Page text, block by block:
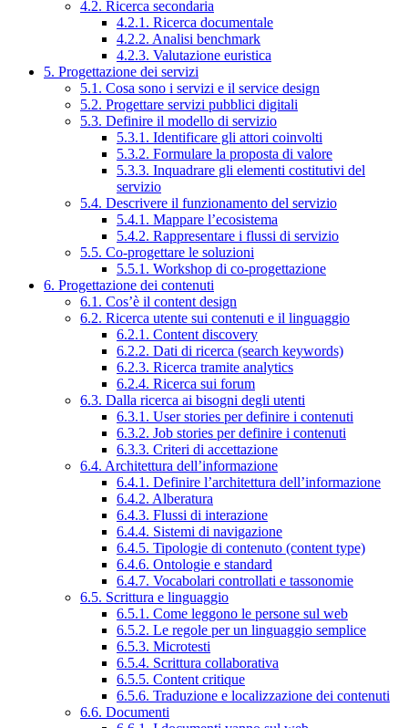
4.2. Ricerca secondaria
4.2.1. Ricerca documentale
4.2.2. Analisi benchmark
4.2.3. Valutazione euristica
5. Progettazione dei servizi
5.1. Cosa sono i servizi e il service design
5.2. Progettare servizi pubblici digitali
5.3. Definire il modello di servizio
5.3.1. Identificare gli attori coinvolti
5.3.2. Formulare la proposta di valore
5.3.3. Inquadrare gli elementi costitutivi del
servizio
5.4. Descrivere il funzionamento del servizio
5.4.1. Mappare l’ecosistema
5.4.2. Rappresentare i flussi di servizio
5.5. Co-progettare le soluzioni
5.5.1. Workshop di co-progettazione
6. Progettazione dei contenuti
6.1. Cos’è il content design
6.2. Ricerca utente sui contenuti e il linguaggio
6.2.1. Content discovery
6.2.2. Dati di ricerca (search keywords)
6.2.3. Ricerca tramite analytics
6.2.4. Ricerca sui forum
6.3. Dalla ricerca ai bisogni degli utenti
6.3.1. User stories per definire i contenuti
6.3.2. Job stories per definire i contenuti
6.3.3. Criteri di accettazione
6.4. Architettura dell’informazione
6.4.1. Definire l’architettura dell’informazione
6.4.2. Alberatura
6.4.3. Flussi di interazione
6.4.4. Sistemi di navigazione
6.4.5. Tipologie di contenuto (content type)
6.4.6. Ontologie e standard
6.4.7. Vocabolari controllati e tassonomie
6.5. Scrittura e linguaggio
6.5.1. Come leggono le persone sul web
6.5.2. Le regole per un linguaggio semplice
6.5.3. Microtesti
6.5.4. Scrittura collaborativa
6.5.5. Content critique
6.5.6. Traduzione e localizzazione dei contenuti
6.6. Documenti